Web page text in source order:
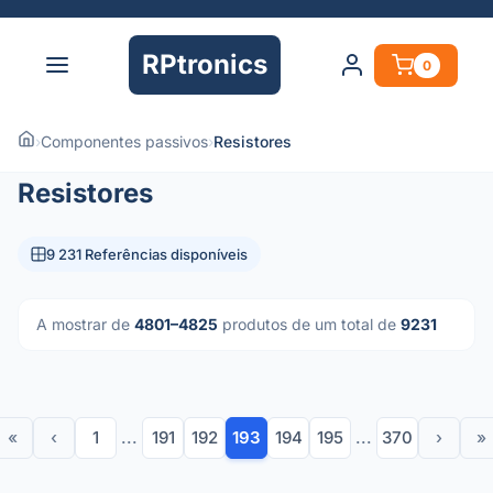
RPtronics 0
›Componentes passivos›Resistores
Resistores
9 231 Referências disponíveis
A mostrar de 4801–4825 produtos de um total de 9231
« ‹ 1 ... 191 192 193 194 195 ... 370 › »